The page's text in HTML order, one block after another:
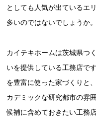
としても人気が出ているエ
多いのではないでしょうか。
カイテキホームは茨城県つ
いを提供している工務店で
を豊富に使った家づくりと
カデミックな研究都市の雰
候補に含めておきたい工務